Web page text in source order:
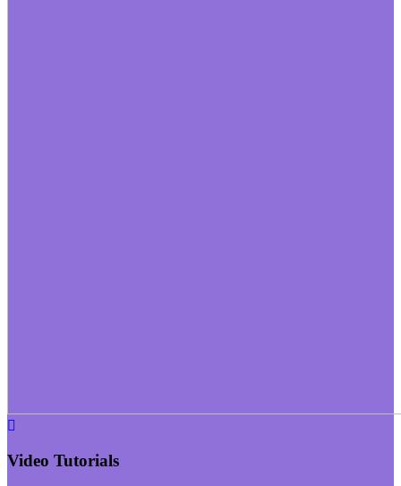
Video Tutorials